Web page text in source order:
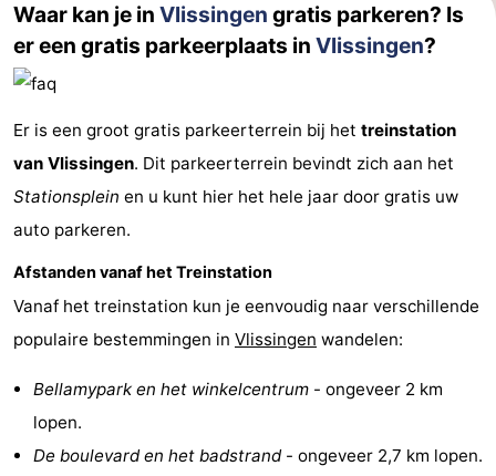
Waar kan je in Vlissingen gratis parkeren? Is
er een gratis parkeerplaats in Vlissingen?
Er is een groot gratis parkeerterrein bij het treinstation
van Vlissingen. Dit parkeerterrein bevindt zich aan het
Stationsplein en u kunt hier het hele jaar door gratis uw
auto parkeren.
Afstanden vanaf het Treinstation
Vanaf het treinstation kun je eenvoudig naar verschillende
populaire bestemmingen in Vlissingen wandelen:
Bellamypark en het winkelcentrum - ongeveer 2 km
lopen.
De boulevard en het badstrand- ongeveer 2,7 km lopen.